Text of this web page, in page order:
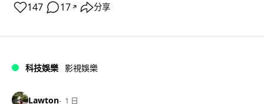
147 17 ↗ 分享
科技娛樂 影視娛樂
Lawton 1 日